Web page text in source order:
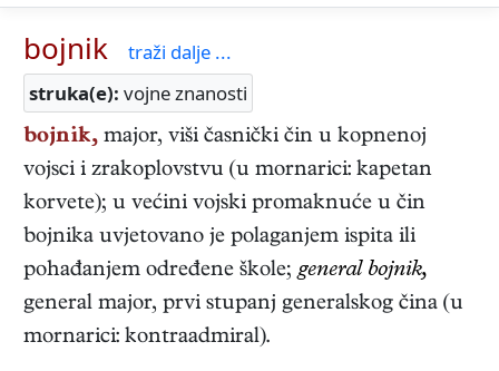
bojnik
traži dalje ...
struka(e): vojne znanosti
bojnik, major, viši časnički čin u kopnenoj
vojsci i zrakoplovstvu (u mornarici: kapetan
korvete); u većini vojski promaknuće u čin
bojnika uvjetovano je polaganjem ispita ili
pohađanjem određene škole;general bojnik,
general major, prvi stupanj generalskog čina (u
mornarici: kontraadmiral).